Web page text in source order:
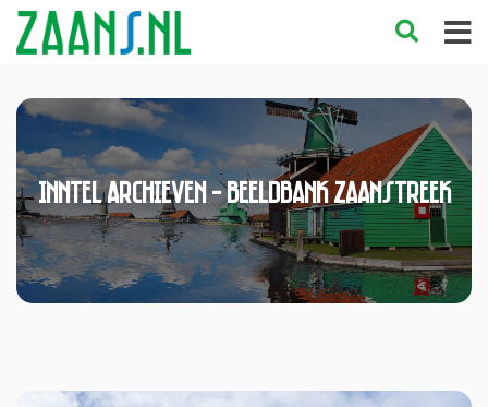
Inntel Archieven - Beeldbank Zaanstreek